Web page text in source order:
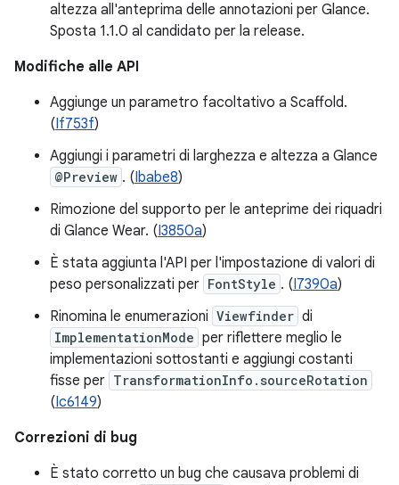
altezza all'anteprima delle annotazioni per Glance.
Sposta 1.1.0 al candidato per la release.
Modifiche alle API
Aggiunge un parametro facoltativo a Scaffold.
(If753f)
Aggiungi i parametri di larghezza e altezza a Glance
@Preview . (Ibabe8)
Rimozione del supporto per le anteprime dei riquadri
di Glance Wear. (I3850a)
È stata aggiunta l'API per l'impostazione di valori di
peso personalizzati per FontStyle . (I7390a)
Rinomina le enumerazioni Viewfinder di
ImplementationMode per riflettere meglio le
implementazioni sottostanti e aggiungi costanti
fisse per TransformationInfo.sourceRotation
(Ic6149)
Correzioni di bug
È stato corretto un bug che causava problemi di